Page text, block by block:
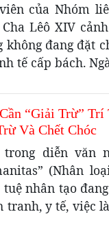
của Nhóm
Lêô XIV
không đang đặt
tế cấp bách.
“Giải Trừ”
Và Chết Chóc
trong diễn
(Nhân
nhân tạo
tranh, y tế, việc